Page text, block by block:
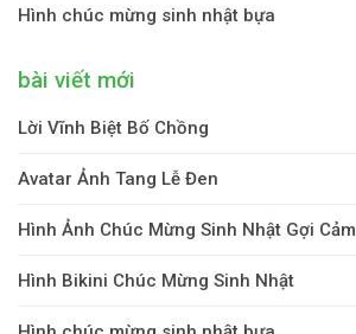
Hình chúc mừng sinh nhật bựa
bài viết mới
Lời Vĩnh Biệt Bố Chồng
Avatar Ảnh Tang Lễ Đen
Hình Ảnh Chúc Mừng Sinh Nhật Gợi Cảm
Hình Bikini Chúc Mừng Sinh Nhật